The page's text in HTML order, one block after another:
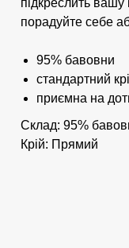
порадуйте себе
95% бавовни
стандартний
приємна на
Склад: 95%
Крій: Прямий